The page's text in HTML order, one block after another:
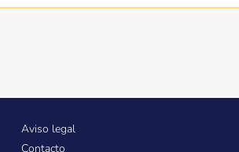
Aviso legal
Contacto